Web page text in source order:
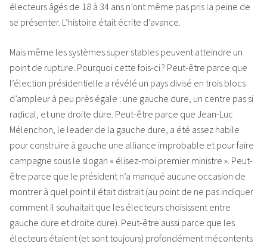
électeurs âgés de 18 à 34 ans n’ont même pas pris la peine de
se présenter. L’histoire était écrite d’avance.
Mais même les systèmes super stables peuvent atteindre un
point de rupture. Pourquoi cette fois-ci ? Peut-être parce que
l’élection présidentielle a révélé un pays divisé en trois blocs
d’ampleur à peu près égale : une gauche dure, un centre pas si
radical, et une droite dure. Peut-être parce que Jean-Luc
Mélenchon, le leader de la gauche dure, a été assez habile
pour construire à gauche une alliance improbable et pour faire
campagne sous le slogan « élisez-moi premier ministre ». Peut-
être parce que le président n’a manqué aucune occasion de
montrer à quel point il était distrait (au point de ne pas indiquer
comment il souhaitait que les électeurs choisissent entre
gauche dure et droite dure). Peut-être aussi parce que les
électeurs étaient (et sont toujours) profondément mécontents